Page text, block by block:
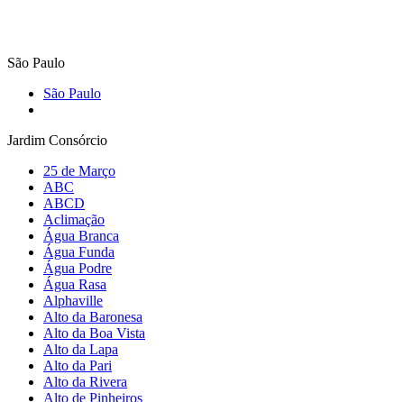
São Paulo
São Paulo
Jardim Consórcio
25 de Março
ABC
ABCD
Aclimação
Água Branca
Água Funda
Água Podre
Água Rasa
Alphaville
Alto da Baronesa
Alto da Boa Vista
Alto da Lapa
Alto da Pari
Alto da Rivera
Alto de Pinheiros